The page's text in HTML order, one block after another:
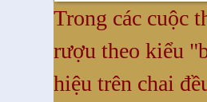
Trong các cuộc
rượu theo kiểu
hiệu trên chai